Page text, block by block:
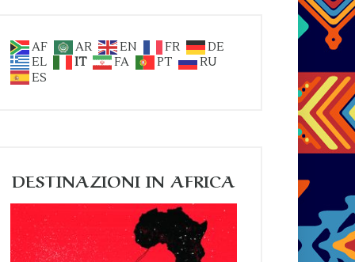
AF AR EN FR
DE
EL
IT FA PT
RU
ES
DESTINAZIONI IN AFRICA